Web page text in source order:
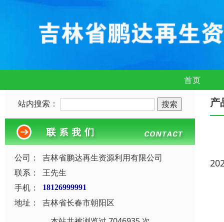
首页
站内搜索：
公司：
吉林省鹏达再生资源利用有限公司
联系：
王先生
手机：
18126999991
地址：
吉林省长春市朝阳区
产